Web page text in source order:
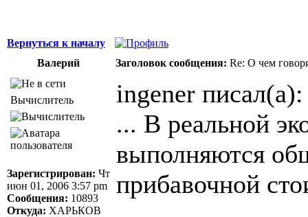
Вернуться к началу
Валерий
Заголовок сообщения: Re: О чем
Вычислитель
Зарегистрирован: Чт
июн 01, 2006 3:57 pm
Сообщения: 10893
Откуда: ХАРЬКОВ
ingener писал(а):
... В реальной
выполняются
прибавочной